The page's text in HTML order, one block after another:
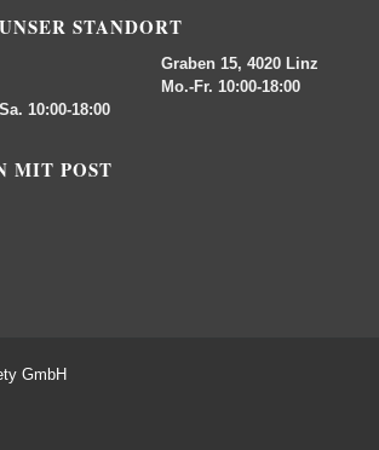
UNSER STANDORT
Graben 15, 4020 Linz
Mo.-Fr. 10:00-18:00
Sa. 10:00-18:00
MIT POST
GmbH